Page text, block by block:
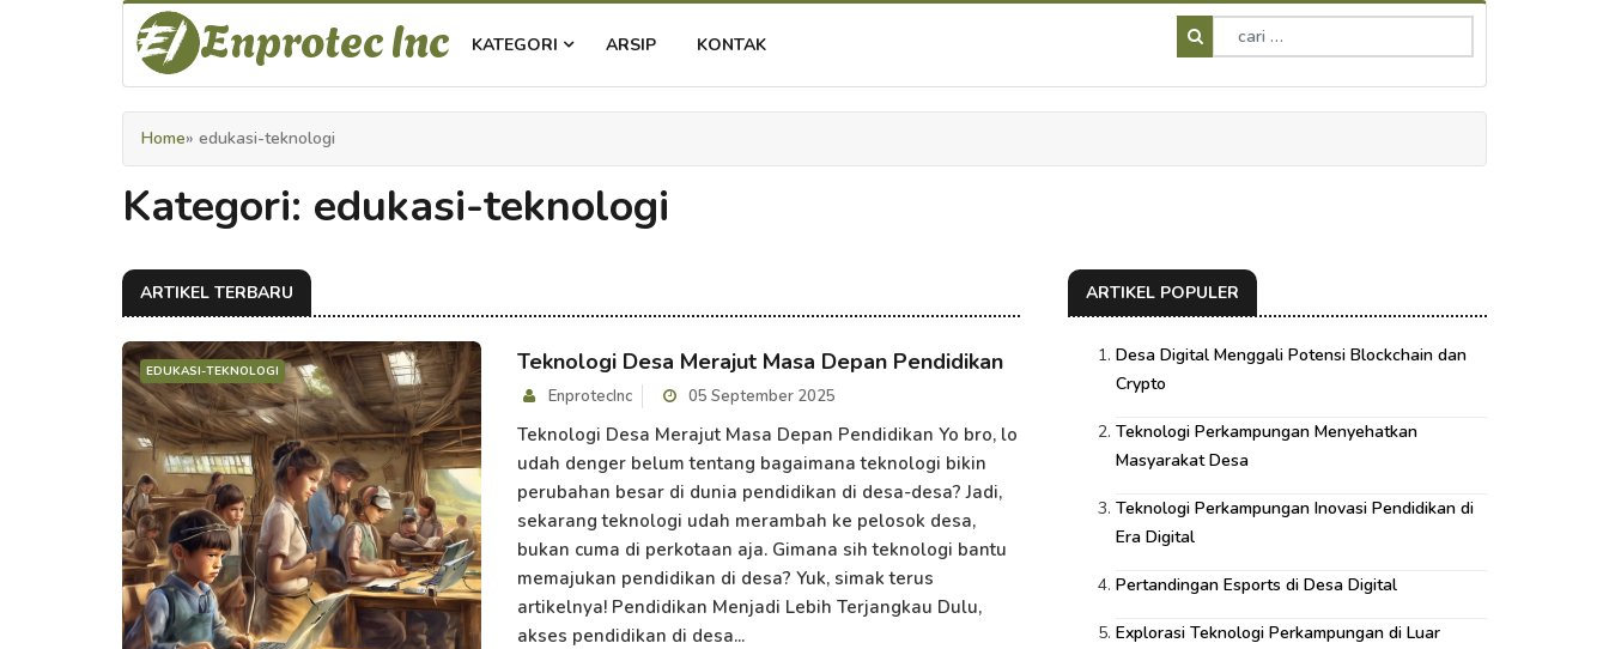
Enprotec Inc KATEGORI ARSIP KONTAK
Home» edukasi-teknologi
Kategori: edukasi-teknologi
ARTIKEL TERBARU
EDUKASI-TEKNOLOGI Teknologi Desa Merajut Masa Depan Pendidikan
EnprotecInc 05 September 2025
Teknologi Desa Merajut Masa Depan Pendidikan Yo bro, lo
udah denger belum tentang bagaimana teknologi bikin
perubahan besar di dunia pendidikan di desa-desa? Jadi,
sekarang teknologi udah merambah ke pelosok desa,
bukan cuma di perkotaan aja. Gimana sih teknologi bantu
memajukan pendidikan di desa? Yuk, simak terus
artikelnya! Pendidikan Menjadi Lebih Terjangkau Dulu,
akses pendidikan di desa...
ARTIKEL POPULER
Desa Digital Menggali Potensi Blockchain dan
Crypto
Teknologi Perkampungan Menyehatkan
Masyarakat Desa
Teknologi Perkampungan Inovasi Pendidikan di
Era Digital
Pertandingan Esports di Desa Digital
Explorasi Teknologi Perkampungan di Luar